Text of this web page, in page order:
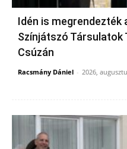
Idén is megrendezték
Színjátszó Társulatok
Csúzán
Racsmány Dániel - 2026,